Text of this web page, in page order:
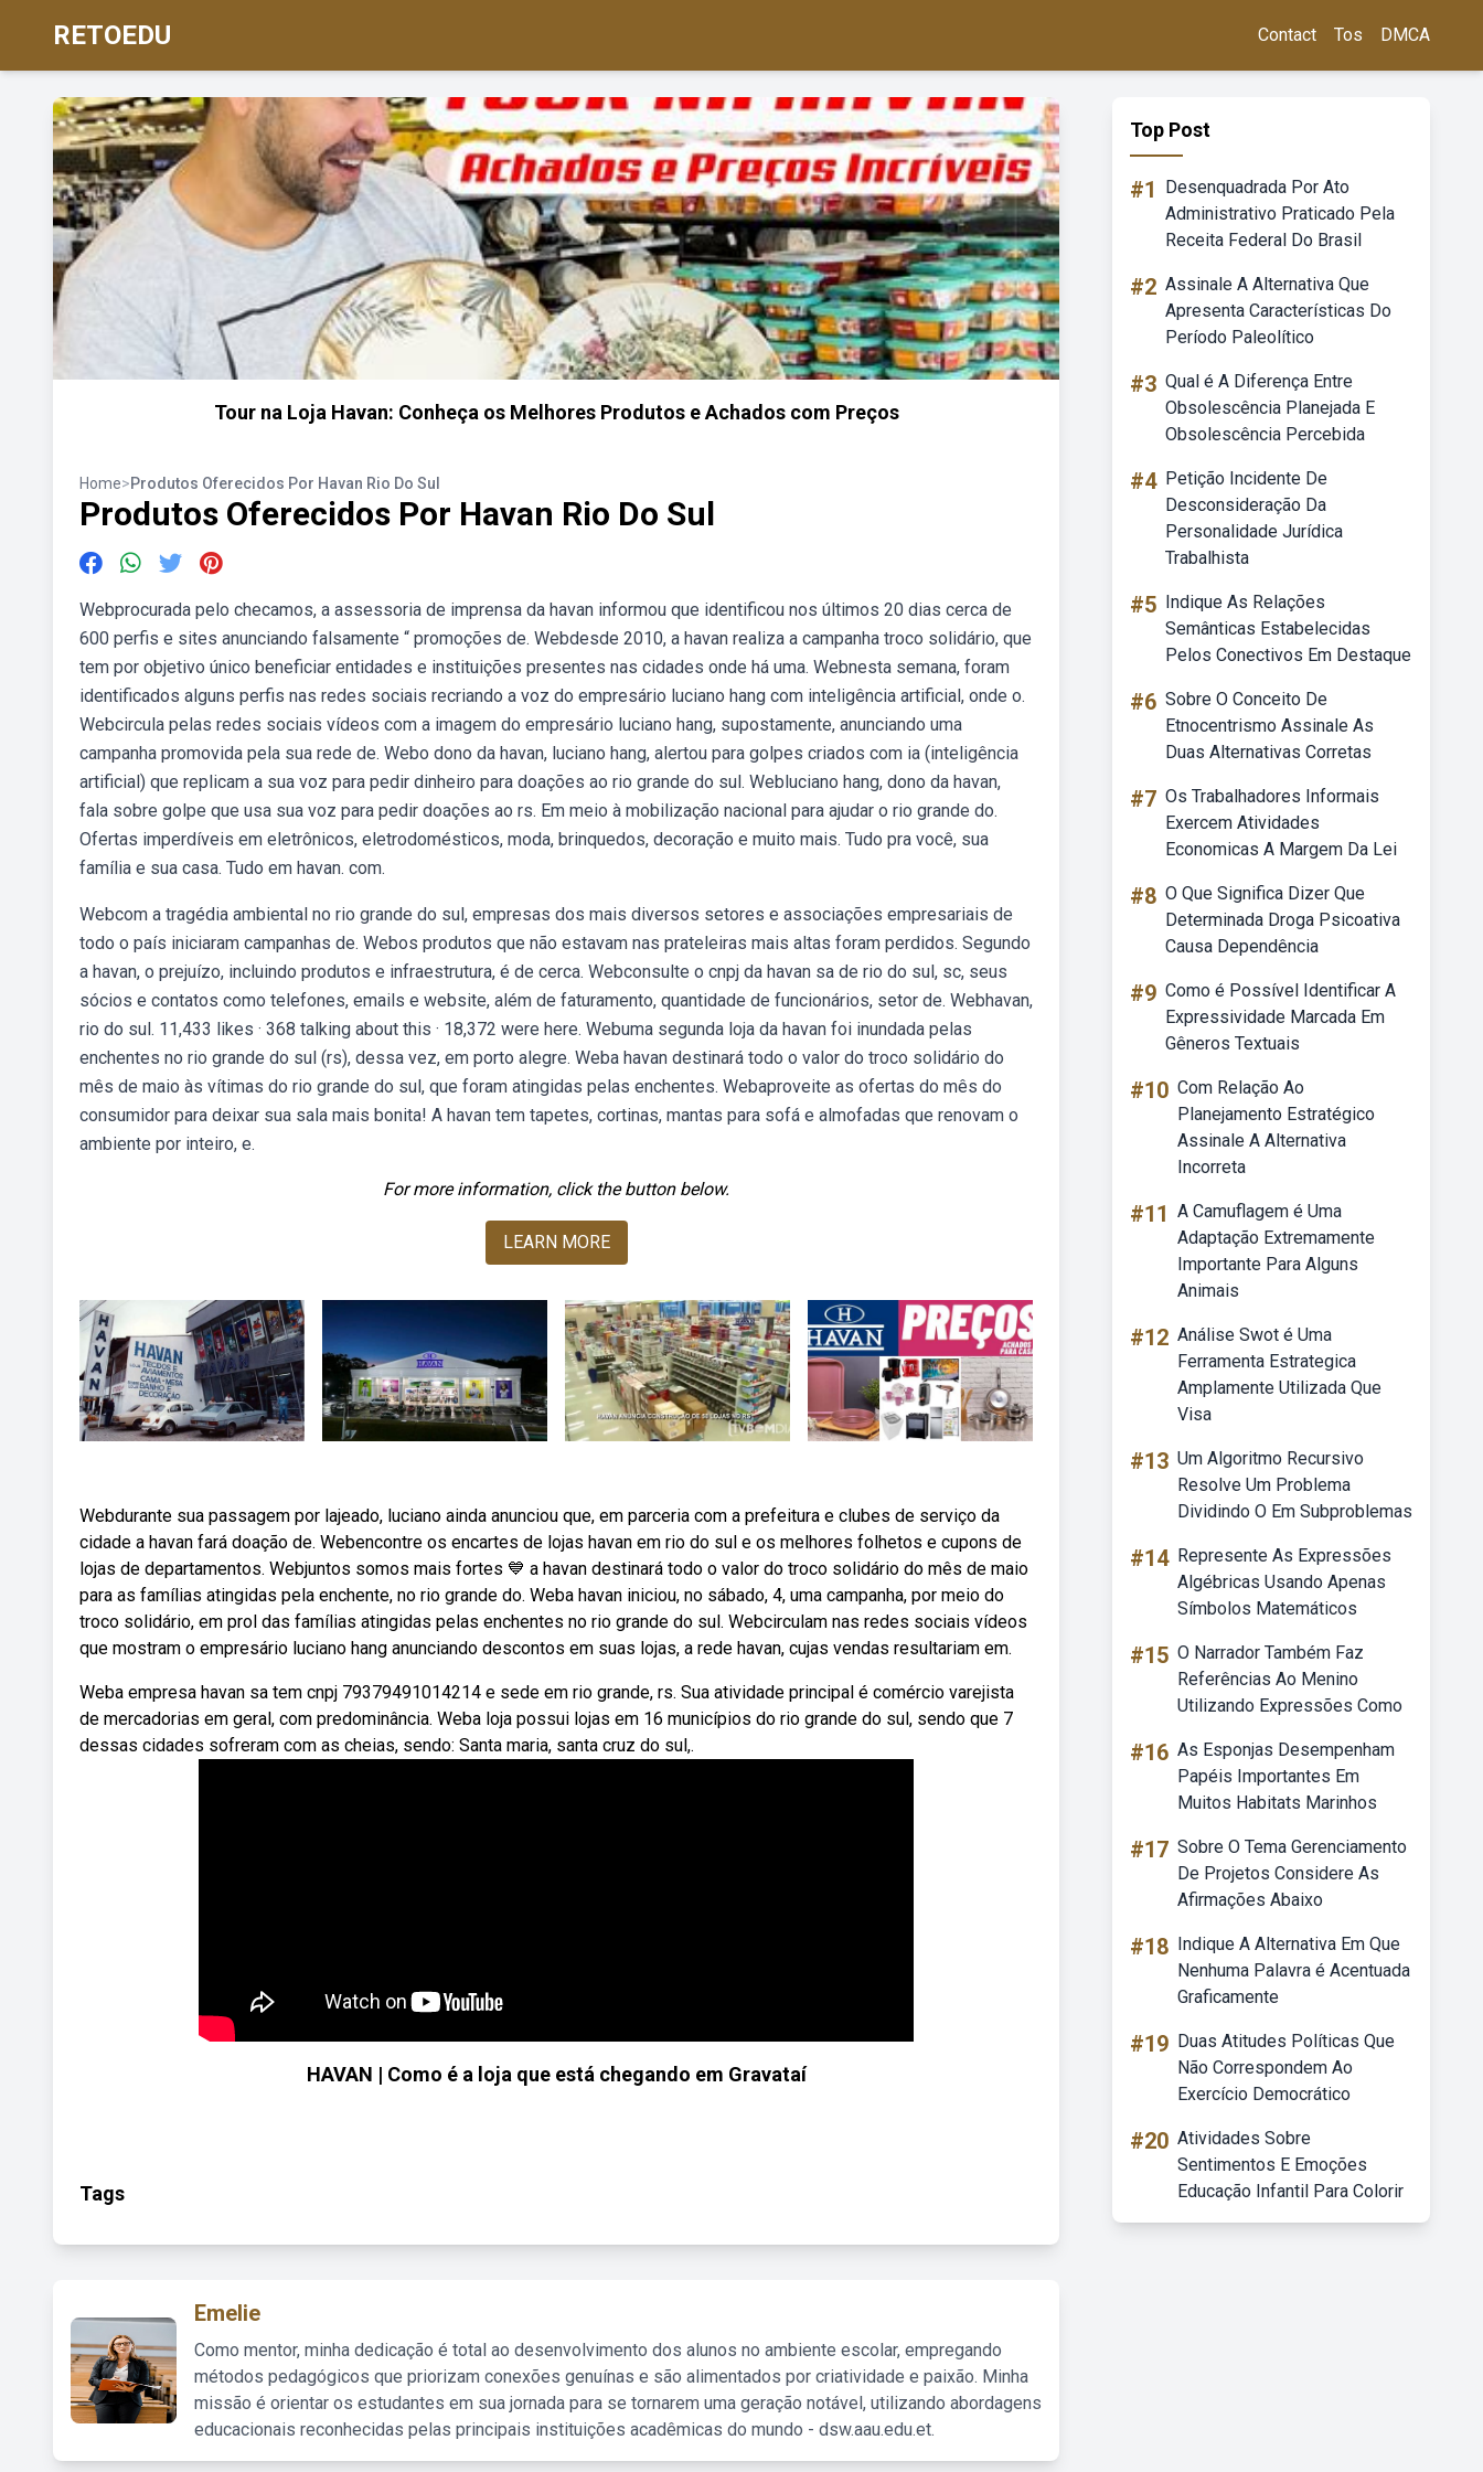
RETOEDU Contact Tos DMCA
Tour na Loja Havan: Conheça os Melhores Produtos e Achados com Preços
Home>Produtos Oferecidos Por Havan Rio Do Sul
Produtos Oferecidos Por Havan Rio Do Sul
Webprocurada pelo checamos, a assessoria de imprensa da havan informou que identificou nos últimos 20 dias cerca de
600 perfis e sites anunciando falsamente “ promoções de. Webdesde 2010, a havan realiza a campanha troco solidário, que
tem por objetivo único beneficiar entidades e instituições presentes nas cidades onde há uma. Webnesta semana, foram
identificados alguns perfis nas redes sociais recriando a voz do empresário luciano hang com inteligência artificial, onde o.
Webcircula pelas redes sociais vídeos com a imagem do empresário luciano hang, supostamente, anunciando uma
campanha promovida pela sua rede de. Webo dono da havan, luciano hang, alertou para golpes criados com ia (inteligência
artificial) que replicam a sua voz para pedir dinheiro para doações ao rio grande do sul. Webluciano hang, dono da havan,
fala sobre golpe que usa sua voz para pedir doações ao rs. Em meio à mobilização nacional para ajudar o rio grande do.
Ofertas imperdíveis em eletrônicos, eletrodomésticos, moda, brinquedos, decoração e muito mais. Tudo pra você, sua
família e sua casa. Tudo em havan. com.
Webcom a tragédia ambiental no rio grande do sul, empresas dos mais diversos setores e associações empresariais de
todo o país iniciaram campanhas de. Webos produtos que não estavam nas prateleiras mais altas foram perdidos. Segundo
a havan, o prejuízo, incluindo produtos e infraestrutura, é de cerca. Webconsulte o cnpj da havan sa de rio do sul, sc, seus
sócios e contatos como telefones, emails e website, além de faturamento, quantidade de funcionários, setor de. Webhavan,
rio do sul. 11,433 likes · 368 talking about this · 18,372 were here. Webuma segunda loja da havan foi inundada pelas
enchentes no rio grande do sul (rs), dessa vez, em porto alegre. Weba havan destinará todo o valor do troco solidário do
mês de maio às vítimas do rio grande do sul, que foram atingidas pelas enchentes. Webaproveite as ofertas do mês do
consumidor para deixar sua sala mais bonita! A havan tem tapetes, cortinas, mantas para sofá e almofadas que renovam o
ambiente por inteiro, e.
For more information, click the button below.
LEARN MORE
Webdurante sua passagem por lajeado, luciano ainda anunciou que, em parceria com a prefeitura e clubes de serviço da
cidade a havan fará doação de. Webencontre os encartes de lojas havan em rio do sul e os melhores folhetos e cupons de
lojas de departamentos. Webjuntos somos mais fortes 💙 a havan destinará todo o valor do troco solidário do mês de maio
para as famílias atingidas pela enchente, no rio grande do. Weba havan iniciou, no sábado, 4, uma campanha, por meio do
troco solidário, em prol das famílias atingidas pelas enchentes no rio grande do sul. Webcirculam nas redes sociais vídeos
que mostram o empresário luciano hang anunciando descontos em suas lojas, a rede havan, cujas vendas resultariam em.
Weba empresa havan sa tem cnpj 79379491014214 e sede em rio grande, rs. Sua atividade principal é comércio varejista
de mercadorias em geral, com predominância. Weba loja possui lojas em 16 municípios do rio grande do sul, sendo que 7
dessas cidades sofreram com as cheias, sendo: Santa maria, santa cruz do sul,.
HAVAN | Como é a loja que está chegando em Gravataí
Tags
Emelie
Como mentor, minha dedicação é total ao desenvolvimento dos alunos no ambiente escolar, empregando
métodos pedagógicos que priorizam conexões genuínas e são alimentados por criatividade e paixão. Minha
missão é orientar os estudantes em sua jornada para se tornarem uma geração notável, utilizando abordagens
educacionais reconhecidas pelas principais instituições acadêmicas do mundo - dsw.aau.edu.et.
Top Post
#1
Desenquadrada Por Ato
Administrativo Praticado Pela
Receita Federal Do Brasil
#2 Assinale A Alternativa Que
Apresenta Características Do
Período Paleolítico
#3 Qual é A Diferença Entre
Obsolescência Planejada E
Obsolescência Percebida
#4 Petição Incidente De
Desconsideração Da
Personalidade Jurídica
Trabalhista
#5 Indique As Relações
Semânticas Estabelecidas
Pelos Conectivos Em Destaque
#6 Sobre O Conceito De
Etnocentrismo Assinale As
Duas Alternativas Corretas
#7 Os Trabalhadores Informais
Exercem Atividades
Economicas A Margem Da Lei
#8 O Que Significa Dizer Que
Determinada Droga Psicoativa
Causa Dependência
#9 Como é Possível Identificar A
Expressividade Marcada Em
Gêneros Textuais
#10 Com Relação Ao
Planejamento Estratégico
Assinale A Alternativa
Incorreta
#11 A Camuflagem é Uma
Adaptação Extremamente
Importante Para Alguns
Animais
#12 Análise Swot é Uma
Ferramenta Estrategica
Amplamente Utilizada Que
Visa
#13 Um Algoritmo Recursivo
Resolve Um Problema
Dividindo O Em Subproblemas
#14 Represente As Expressões
Algébricas Usando Apenas
Símbolos Matemáticos
#15 O Narrador Também Faz
Referências Ao Menino
Utilizando Expressões Como
#16 As Esponjas Desempenham
Papéis Importantes Em
Muitos Habitats Marinhos
#17 Sobre O Tema Gerenciamento
De Projetos Considere As
Afirmações Abaixo
#18 Indique A Alternativa Em Que
Nenhuma Palavra é Acentuada
Graficamente
#19 Duas Atitudes Políticas Que
Não Correspondem Ao
Exercício Democrático
#20 Atividades Sobre
Sentimentos E Emoções
Educação Infantil Para Colorir